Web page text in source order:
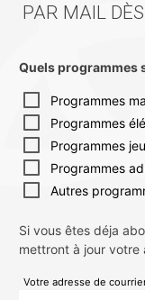
PAR MAIL
Quels programmes
Programmes
Programmes
Programmes
Programmes
Autres
Si vous êtes déja
mettront à jour votre
Votre adresse de